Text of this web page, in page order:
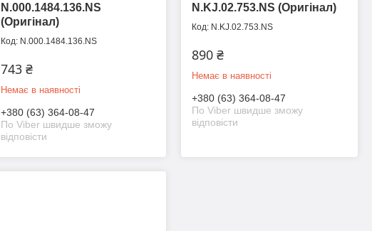
N.000.1484.136.NS
(Оригінал)
N.000.1484.136.NS
743 ₴
Немає в наявності
+380 (63) 364-08-47
По Viber швидше зможу
відповісти
N.KJ.02.753.NS (Оригінал)
N.KJ.02.753.NS
890 ₴
Немає в наявності
+380 (63) 364-08-47
По Viber швидше зможу
відповісти